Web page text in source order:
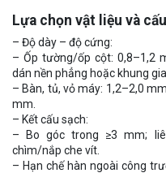
Lựa chọn vật liệu và
– Độ dày – độ cứng:
– Ốp tường/ốp cột: 0,8–1,2
dán nền phẳng hoặc khung
– Bàn, tủ, vỏ máy: 1,2–2,0
mm.
– Kết cấu sạch:
– Bo góc trong ≥3 mm;
chìm/nắp che vít.
– Hạn chế hàn ngoài công